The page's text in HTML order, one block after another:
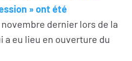
» ont été
novembre dernier lors de la
a eu lieu en ouverture du